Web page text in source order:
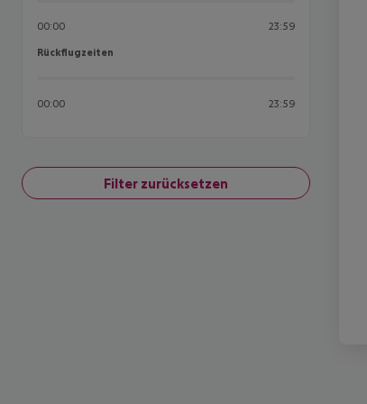
00:00 23:59
Rückflugzeiten
Rückflugzeiten
00:00 23:59
Filter zurücksetzen